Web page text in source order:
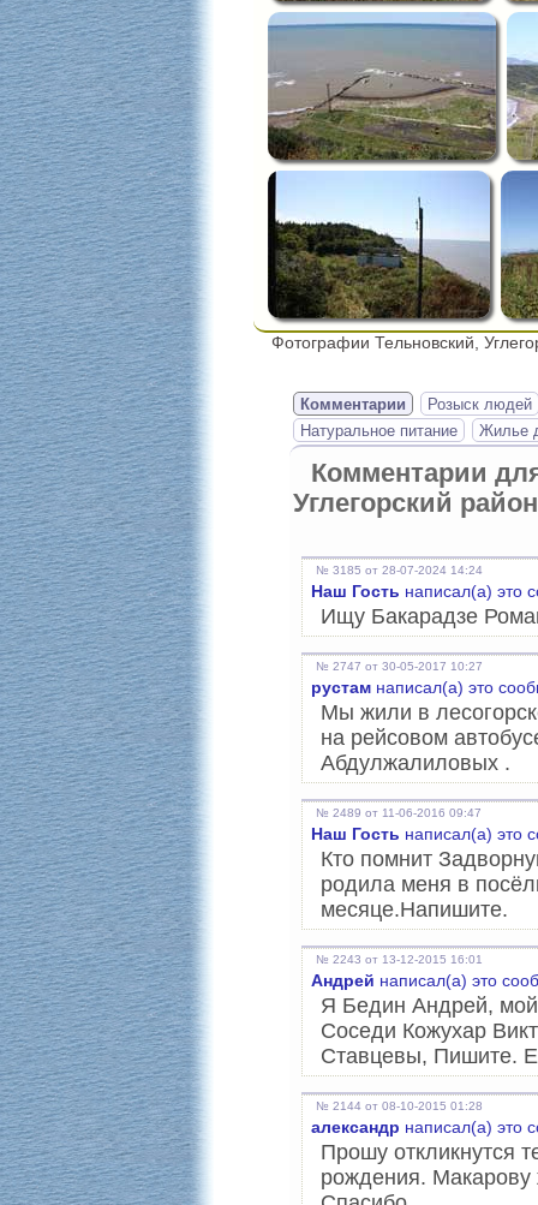
Фотографии Тельновский,
Комментарии
Розыск людей
Натуральное питание
Жилье
Комментарии
Углегорский район
№ 3185 от 28-07-2024 14:24
Наш Гость написал(а) это
Ищу Бакарадзе
№ 2747 от 30-05-2017 10:27
рустам написал(а) это
Мы жили в
на рейсовом
Абдулжалиловых .
№ 2489 от 11-06-2016 09:47
Наш Гость написал(а) это
Кто помнит
родила меня в
месяце.Напишите.
№ 2243 от 13-12-2015 16:01
Андрей написал(а) это
Я Бедин Андрей,
Соседи Кожухар
Ставцевы, Пишите.
№ 2144 от 08-10-2015 01:28
александр написал(а) это
Прошу откликнутся
рождения. Макарову